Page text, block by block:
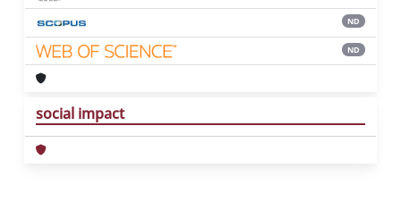
ND
ND
social impact